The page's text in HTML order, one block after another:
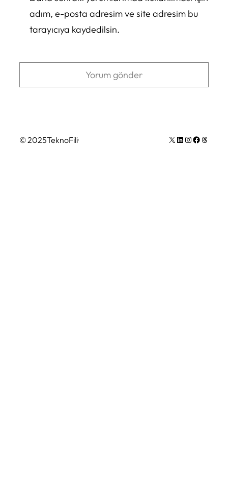
adım, e-posta adresim ve site adresim bu
tarayıcıya kaydedilsin.
© 2025TeknoFili· X LinkedIn
Instagram
Facebook
Thread (iş parçacığı) sayısı